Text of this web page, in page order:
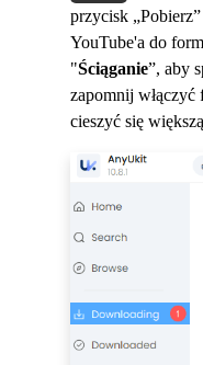
przycisk
YouTube'a do
"Ściąganie”, aby
zapomnij
cieszyć się